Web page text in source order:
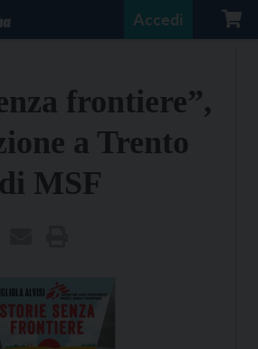
Accedi
frontiere”,
a Trento
MSF